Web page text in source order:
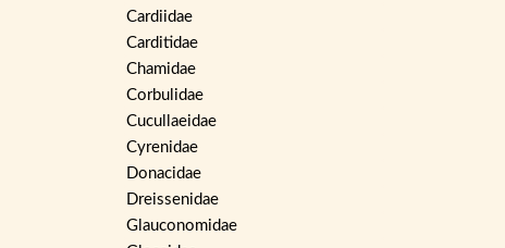
Cardiidae
Carditidae
Chamidae
Corbulidae
Cucullaeidae
Cyrenidae
Donacidae
Dreissenidae
Glauconomidae